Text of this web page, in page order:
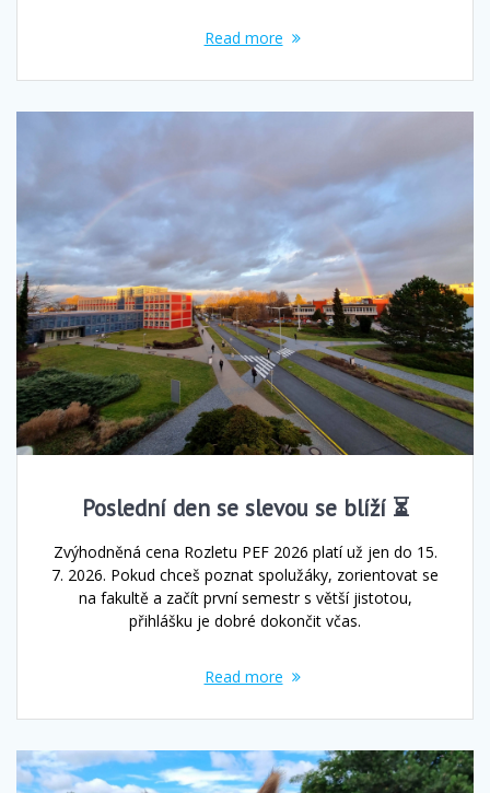
Read more
Poslední den se slevou se blíží ⏳
Zvýhodněná cena Rozletu PEF 2026 platí už jen do 15.
7. 2026. Pokud chceš poznat spolužáky, zorientovat se
na fakultě a začít první semestr s větší jistotou,
přihlášku je dobré dokončit včas.
Read more